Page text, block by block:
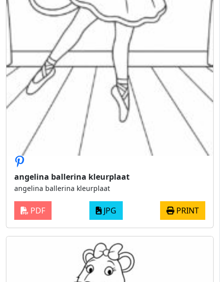
angelina ballerina kleurplaat
angelina ballerina kleurplaat
PDF JPG PRINT